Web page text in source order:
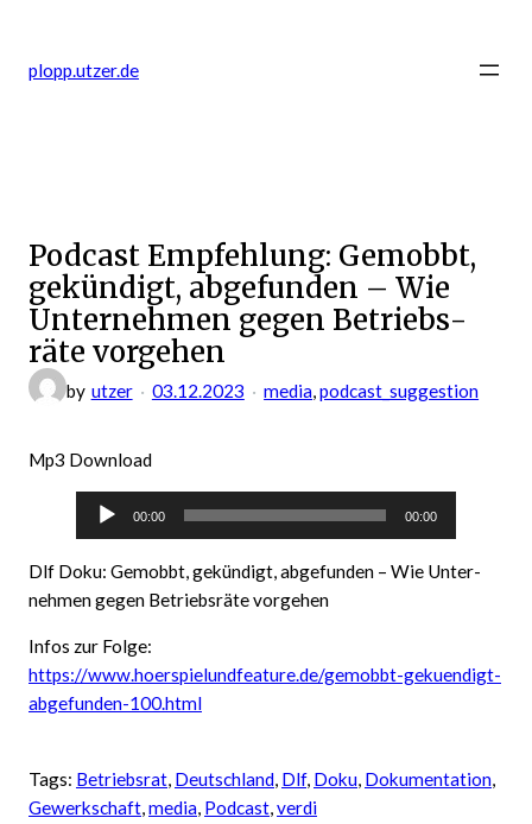
springen
plopp.utzer.de
Podcast Empfehlung: Gemobbt,
ge­kün­digt, ab­ge­funden – Wie
Unter­neh­men gegen Be­triebs­
räte vorgehen
by utzer 03.12.2023 media, podcast_suggestion
Mp3 Download
Audio-
00:00 00:00
Dlf Doku: Gemobbt, ge­kün­digt, ab­ge­funden – Wie Unter­
neh­men gegen Be­triebs­räte vor­gehen
Infos zur Folge:
https://www.hoerspielundfeature.de/gemobbt-gekuendigt-
abgefunden-100.html
Tags: Betriebsrat, Deutschland, Dlf, Doku, Dokumentation
Gewerkschaft, media, Podcast, verdi